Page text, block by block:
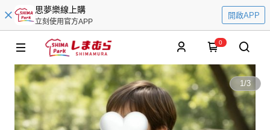
思夢樂線上購
立刻使用官方APP
開啟APP
0
1/3